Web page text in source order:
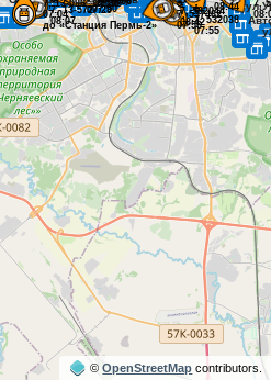
©OpenStreetMap contributors.